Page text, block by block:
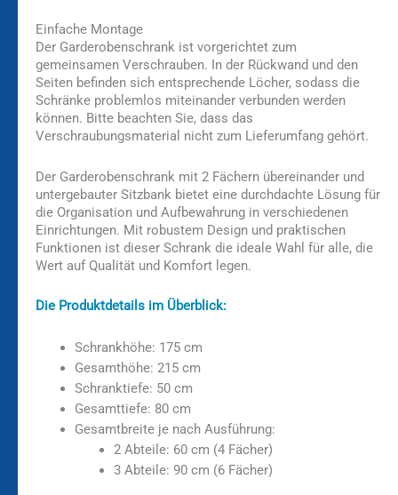
Einfache Montage
Der Garderobenschrank ist vorgerichtet zum
gemeinsamen Verschrauben. In der Rückwand und den
Seiten befinden sich entsprechende Löcher, sodass die
Schränke problemlos miteinander verbunden werden
können. Bitte beachten Sie, dass das
Verschraubungsmaterial nicht zum Lieferumfang gehört.
Der Garderobenschrank mit 2 Fächern übereinander und
untergebauter Sitzbank bietet eine durchdachte Lösung für
die Organisation und Aufbewahrung in verschiedenen
Einrichtungen. Mit robustem Design und praktischen
Funktionen ist dieser Schrank die ideale Wahl für alle, die
Wert auf Qualität und Komfort legen.
Die Produktdetails im Überblick:
Schrankhöhe: 175 cm
Gesamthöhe: 215 cm
Schranktiefe: 50 cm
Gesamttiefe: 80 cm
Gesamtbreite je nach Ausführung:
2 Abteile: 60 cm (4 Fächer)
3 Abteile: 90 cm (6 Fächer)